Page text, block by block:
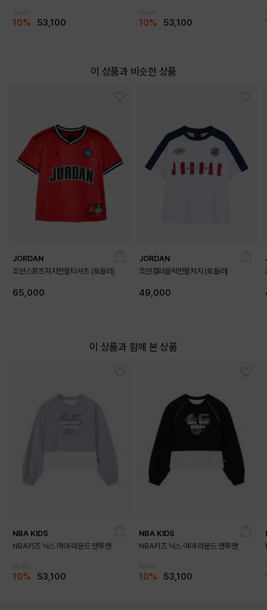
DETAILS
10% 53,100 10% 53,100
이 상품과 비슷한 상품
JORDAN
조던스포츠저지반팔티셔츠 (토들러)
65,000
JORDAN
조던컬러블럭반팔저지 (토들러)
49,000
이 상품과 함께 본 상품
NBA KIDS
NBA키즈 닉스 여아 라운드 맨투맨
10% 53,100
NBA KIDS
NBA키즈 닉스 여아 라운드 맨투맨
10% 53,100